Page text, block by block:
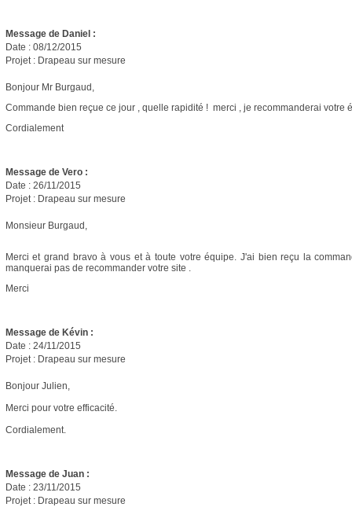
Message de Daniel :
Date : 08/12/2015
Projet : Drapeau sur mesure
Bonjour Mr Burgaud,
Commande bien reçue ce jour , quelle rapidité ! merci , je recommanderai votre
Cordialement
Message de Vero :
Date : 26/11/2015
Projet : Drapeau sur mesure
Monsieur Burgaud,
Merci et grand bravo à vous et à toute votre équipe. J'ai bien reçu la
manquerai pas de recommander votre site .
Merci
Message de Kévin :
Date : 24/11/2015
Projet : Drapeau sur mesure
Bonjour Julien,
Merci pour votre efficacité.
Cordialement.
Message de Juan :
Date : 23/11/2015
Projet : Drapeau sur mesure